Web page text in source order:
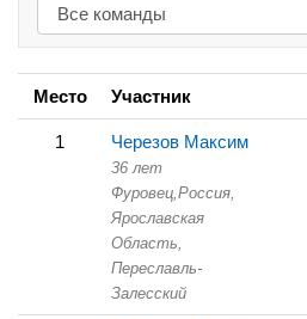
Место Участник
1 Черезов Максим
36 лет
Фуровец,Россия,
Ярославская
Область,
Переславль-
Залесский